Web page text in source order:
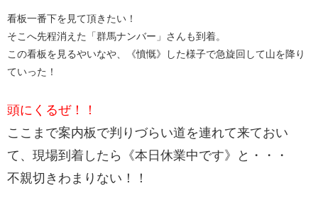
看板一番下を見て頂きたい！
そこへ先程消えた「群馬ナンバー」さんも到着。
この看板を見るやいなや、《憤慨》した様子で急旋回して山を降り
ていった！
頭にくるぜ！！
ここまで案内板で判りづらい道を連れて来ておい
て、現場到着したら《本日休業中です》と・・・
不親切きわまりない！！